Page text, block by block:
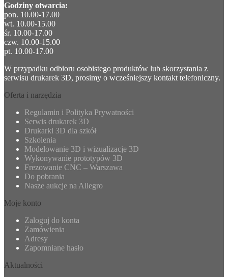
Godziny otwarcia:
pon. 10.00-17.00
wt. 10.00-15.00
śr. 10.00-17.00
czw. 10.00-15.00
pt. 10.00-17.00
W przypadku odbioru osobistego produktów lub skorzystania z
serwisu drukarek 3D, prosimy o wcześniejszy kontakt telefoniczny.
Oferta i narzędzia
Regulamin i Polityka Prywatności
Serwis drukarek 3D
Drukarki 3D dla szkół
Szkolenia
Modelowanie 3D i wizualizacje 3D
Wykonywanie prototypów 3D
Frezowanie CNC – Warszawa
Do pobrania
Nasze aukcje na Allegro
Moje konto
Zaloguj do konta
Zamówienia
Adresy
Zapomniane hasło
Aktualności